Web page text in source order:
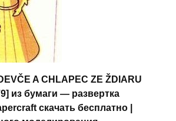
A CHLAPEC ZE ŽDIARU
из бумаги — развертка
скачать бесплатно |